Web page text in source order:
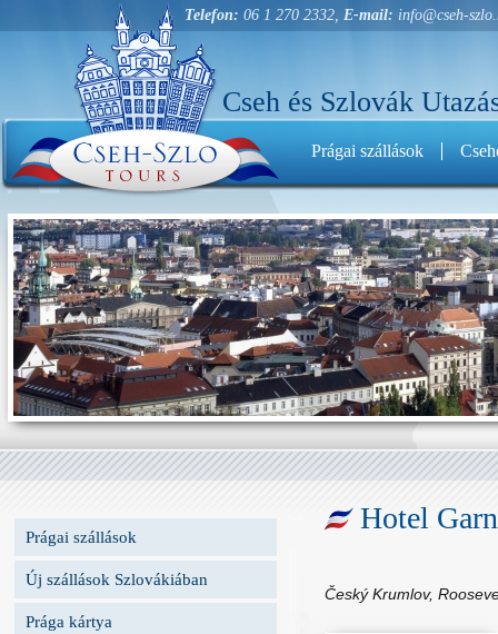
Telefon: 06 1 270 2332, E-mail: info@cseh-
Cseh és Szlovák
Prágai szállások
Prágai szállások
Új szállások Szlovákiában
Prága kártya
Hotel
Český Krumlov,